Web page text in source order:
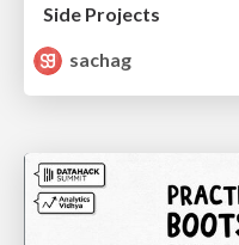
Side Projects
sachag